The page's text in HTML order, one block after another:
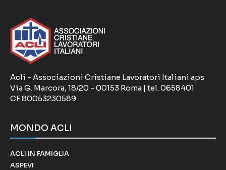
Acli - Associazioni Cristiane Lavoratori Italiani aps
Via G. Marcora, 18/20 - 00153 Roma | tel. 0658401
CF 80053230589
MONDO ACLI
ACLI IN FAMIGLIA
ASPEVI